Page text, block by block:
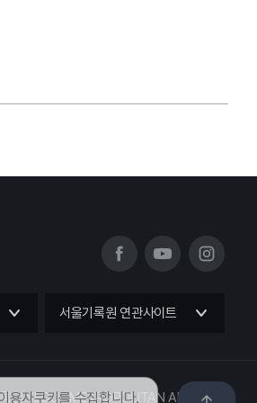
용자쿠키를 수집합니다.
서울기록원 연관사이트
원 SEOUL METROPOLITAN ARCHIVES